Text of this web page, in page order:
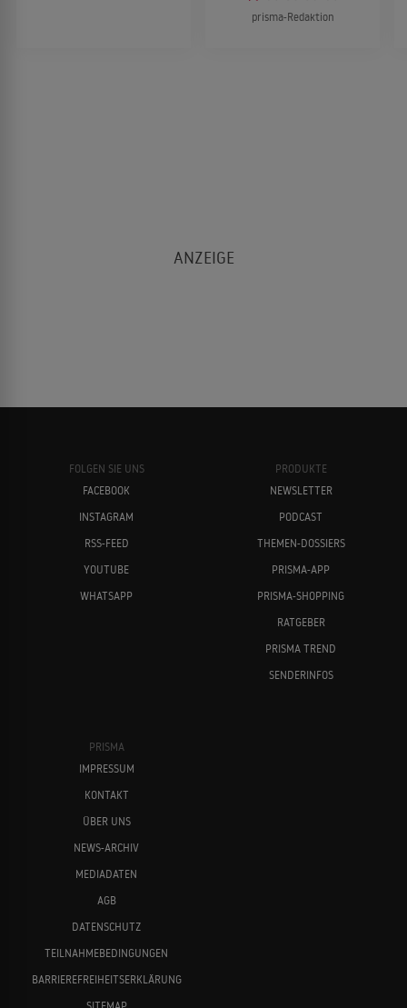
prisma-Redaktion
FOLGEN SIE UNS
FACEBOOK
INSTAGRAM
RSS-FEED
YOUTUBE
WHATSAPP
PRODUKTE
NEWSLETTER
PODCAST
THEMEN-DOSSIERS
PRISMA-APP
PRISMA-SHOPPING
RATGEBER
PRISMA TREND
SENDERINFOS
PRISMA
IMPRESSUM
KONTAKT
ÜBER UNS
NEWS-ARCHIV
MEDIADATEN
AGB
DATENSCHUTZ
TEILNAHMEBEDINGUNGEN
BARRIEREFREIHEITSERKLÄRUNG